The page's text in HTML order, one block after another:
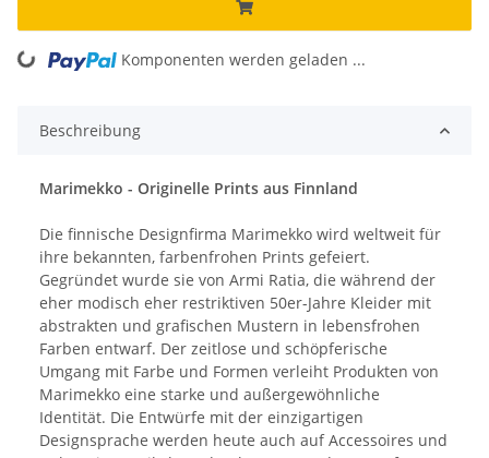
Komponenten werden geladen ...
Beschreibung
Marimekko - Originelle Prints aus Finnland
Die finnische Designfirma Marimekko wird weltweit für
ihre bekannten, farbenfrohen Prints gefeiert.
Gegründet wurde sie von Armi Ratia, die während der
eher modisch eher restriktiven 50er-Jahre Kleider mit
abstrakten und grafischen Mustern in lebensfrohen
Farben entwarf. Der zeitlose und schöpferische
Umgang mit Farbe und Formen verleiht Produkten von
Marimekko eine starke und außergewöhnliche
Identität. Die Entwürfe mit der einzigartigen
Designsprache werden heute auch auf Accessoires und